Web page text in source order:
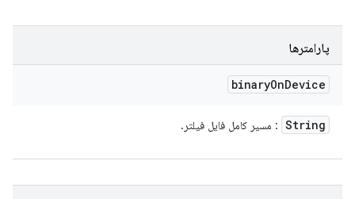
پارامترها
binaryOnDevice
String : مسیر کامل فایل فیلتر.